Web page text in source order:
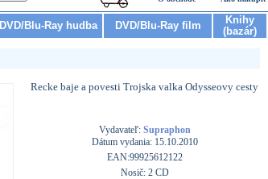
DVD/Blu-Ray hudba DVD/Blu-Ray film
Knihy
(bazár)
Recke baje a povesti Trojska valka Odysseovy cesty
Vydavateľ: Supraphon
Dátum vydania: 15.10.2010
EAN:99925612122
Nosič: 2 CD